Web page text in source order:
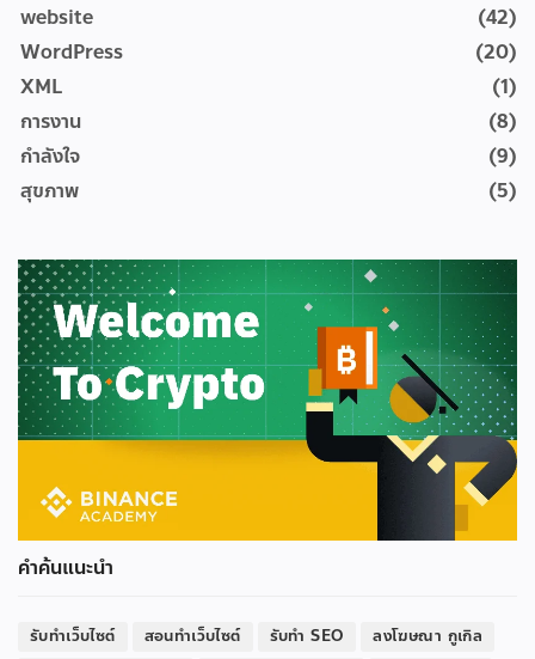
website
(42)
WordPress
(20)
XML
(1)
การงาน
(8)
กำลังใจ
(9)
สุขภาพ
(5)
คำค้นแนะนำ
รับทำเว็บไซต์ สอนทำเว็บไซต์ รับทำ SEO
ลงโฆษณา กูเกิล